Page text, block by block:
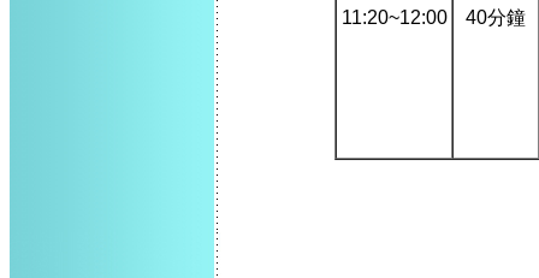
11:20~12:00 40分鐘